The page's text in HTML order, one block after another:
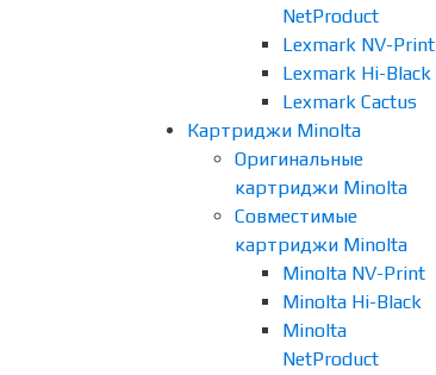
NetProduct
Lexmark NV-Print
Lexmark Hi-Black
Lexmark Cactus
Картриджи Minolta
Оригинальные
картриджи Minolta
Совместимые
картриджи Minolta
Minolta NV-Print
Minolta Hi-Black
Minolta
NetProduct